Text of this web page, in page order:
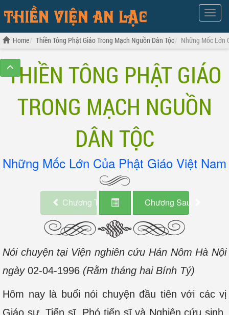
Show
Menu
Home Thiền Tông Phật Giáo Trong Mạch Nguồn Dân Tộc Những Mốc Lớn
THIỀN TÔNG PHẬT GIÁO
TRONG MẠCH NGUỒN
DÂN TỘC
Những Mốc Lớn Của Phật Giáo Việt Nam
Chương Trước Chương Sau
Nói chuyện tại Viện nghiên cứu Hán Nôm Hà Nội
ngày 02-04-1996 (Rằm tháng hai Bính Tý)
Hôm nay là buổi nói chuyện đầu tiên với các vị
Giáo sư, Tiến sĩ, Phó tiến sĩ và Nghiên cứu sinh.